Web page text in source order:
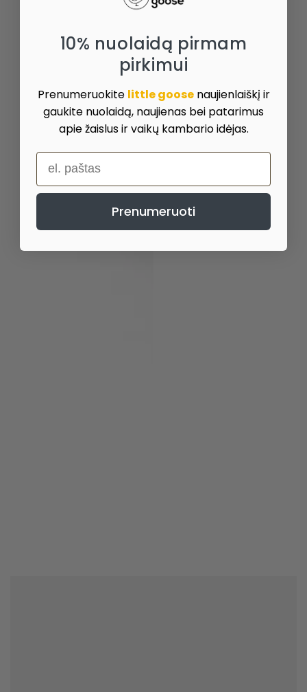
10% nuolaidą pirmam
pirkimui
Prenumeruokite little goosenaujienlaiškį ir
gaukite nuolaidą, naujienas bei patarimus
apie žaislus ir vaikų kambario idėjas.
el. paštas
Prenumeruoti